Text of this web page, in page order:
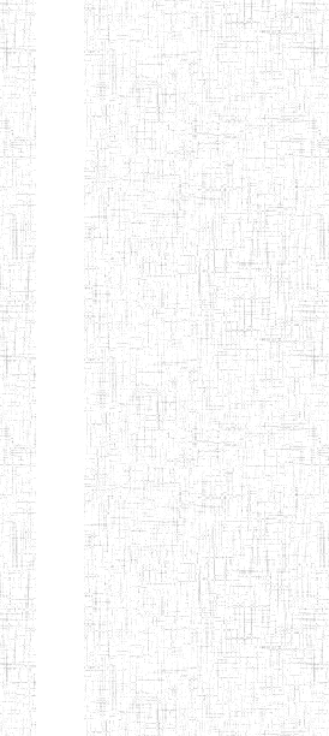
Afficher Page 9
Début Préc. 4
13
Suivant Fin
ST ANDRE
ENIEG PRIVEE
LAIQUE
PEKEKUE
04/
Etablissements
d'enseignement
secondaire
technique